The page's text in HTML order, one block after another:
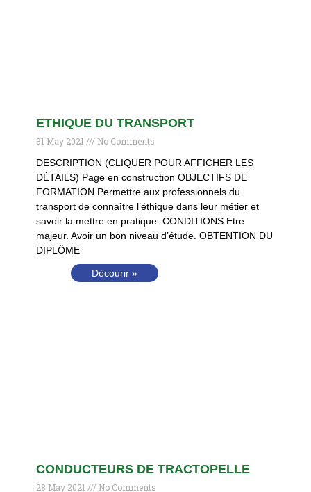
ETHIQUE DU TRANSPORT
31 May 2021
No Comments
DESCRIPTION (CLIQUER POUR AFFICHER LES
DÉTAILS) Page en construction OBJECTIFS DE
FORMATION Permettre aux professionnels du
transport de connaître l’éthique dans leur métier et
savoir la mettre en pratique. CONDITIONS Etre
majeur. Avoir un bon niveau d’étude. OBTENTION DU
DIPLÔME
Décourir »
CONDUCTEURS DE TRACTOPELLE
28 May 2021 No Comments